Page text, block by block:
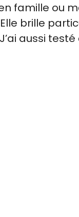
famille ou
brille
aussi